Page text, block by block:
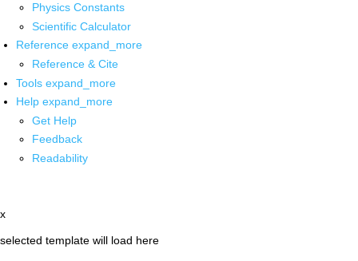
Physics Constants
Scientific Calculator
Reference expand_more
Reference & Cite
Tools expand_more
Help expand_more
Get Help
Feedback
Readability
x
selected template will load here